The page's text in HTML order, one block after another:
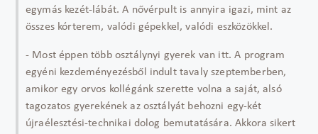
egymás kezét-lábát. A nővérpult is annyira igazi, mint az
összes kórterem, valódi gépekkel, valódi eszközökkel.
- Most éppen több osztálynyi gyerek van itt. A program
egyéni kezdeményezésből indult tavaly szeptemberben,
amikor egy orvos kollégánk szerette volna a saját, alsó
tagozatos gyerekének az osztályát behozni egy-két
újraélesztési-technikai dolog bemutatására. Akkora sikert